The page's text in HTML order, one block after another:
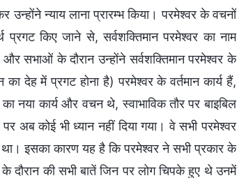
न्याय लाना प्रारम्भ किया। परमेश्वर के वचनों
प्रगट किए जाने से, सर्वशक्तिमान परमेश्वर का नाम
सभाओं के दौरान उन्होंने सर्वशक्तिमान परमेश्वर के
देह में प्रगट होना है) परमेश्वर के वर्तमान कार्य हैं,
नया कार्य और वचन थे, स्वाभाविक तौर पर बाइबिल
अब कोई भी ध्यान नहीं दिया गया। वे सभी परमेश्वर
था। इसका कारण यह है कि परमेश्वर ने सभी प्रकार के
दौरान की सभी बातें जिन पर लोग चिपके हुए थे उनमें